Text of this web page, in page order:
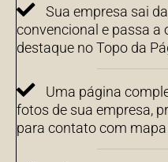
Sua empresa sai
convencional e passa a
destaque no Topo da
Uma página
fotos de sua empresa,
para contato com mapa